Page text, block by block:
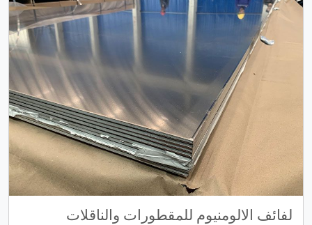
لفائف الالومنيوم للمقطورات والناقلات